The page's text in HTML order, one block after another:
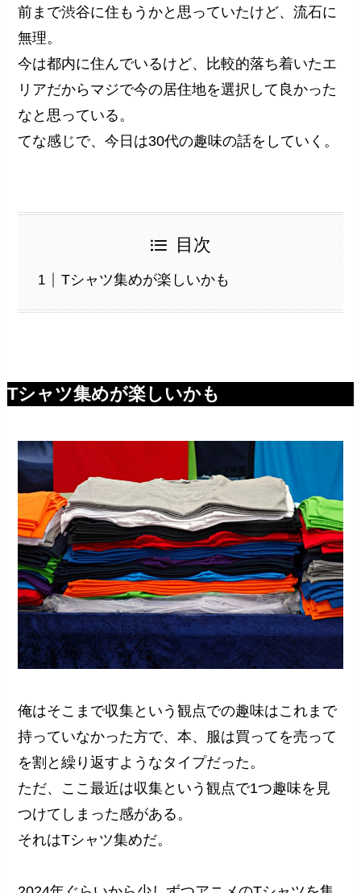
前まで渋谷に住もうかと思っていたけど、流石に
無理。
今は都内に住んでいるけど、比較的落ち着いたエ
リアだからマジで今の居住地を選択して良かった
なと思っている。
てな感じで、今日は30代の趣味の話をしていく。
目次
Tシャツ集めが楽しいかも
Tシャツ集めが楽しいかも
俺はそこまで収集という観点での趣味はこれまで
持っていなかった方で、本、服は買ってを売って
を割と繰り返すようなタイプだった。
ただ、ここ最近は収集という観点で1つ趣味を見
つけてしまった感がある。
それはTシャツ集めだ。